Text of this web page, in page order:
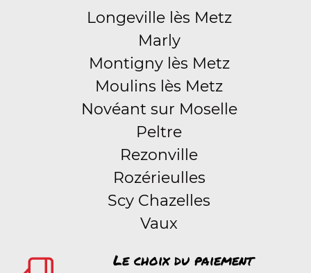
Longeville lès Metz
Marly
Montigny lès Metz
Moulins lès Metz
Novéant sur Moselle
Peltre
Rezonville
Rozérieulles
Scy Chazelles
Vaux
Le choix du paiement